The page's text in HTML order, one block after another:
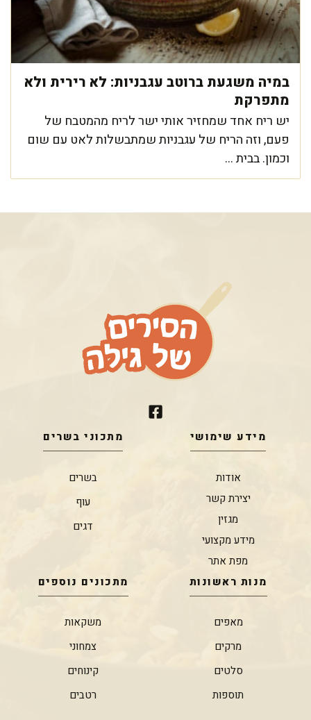
במיה משגעת ברוטב עגבניות: לא רירית ולא
מתפרקת
יש ריח אחד שמחזיר אותי ישר לריח מהמטבח של
פעם, וזה הריח של עגבניות שמתבשלות לאט עם שום
וכמון. בבית ...
מידע שימושי
אודות
יצירת קשר
מגזין
מידע מקצועי
מפת אתר
מתכוני בשרים
בשרים
עוף
דגים
מנות ראשונות
מאפים
מרקים
סלטים
תוספות
מתכונים נוספים
משקאות
צמחוני
קינוחים
רטבים